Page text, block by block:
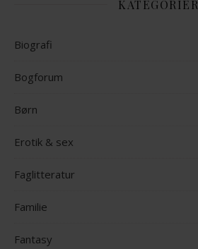
KATEGORIER
Biografi
Bogforum
Børn
Erotik & sex
Faglitteratur
Familie
Fantasy